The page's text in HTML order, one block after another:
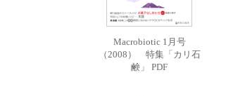
Macrobiotic 1月号
（2008） 特集「カリ石
鹸」 PDF